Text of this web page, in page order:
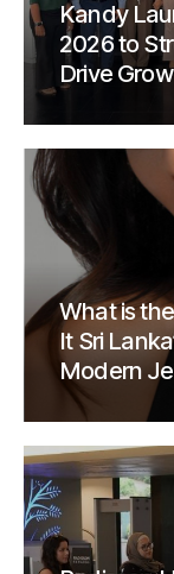
Kandy
2026 to
Drive
What is
It Sri
Modern